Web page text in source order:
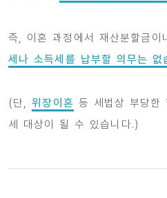
즉, 이혼 과정에서 재산분할금이
세나 소득세를 납부할 의무는 없
(단,위장이혼 등 세법상 부당한
세 대상이 될 수 있습니다.)